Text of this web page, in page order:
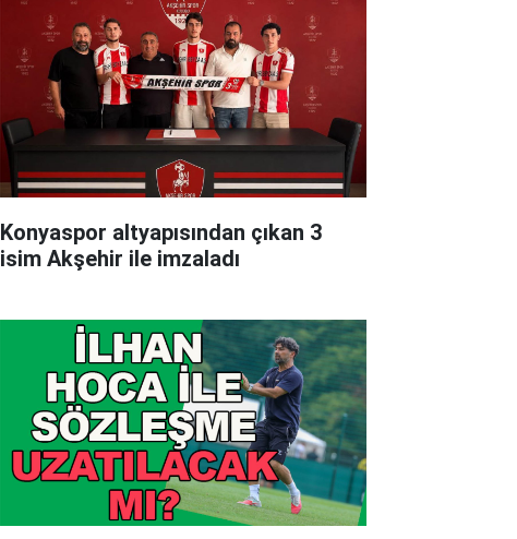
Konyaspor altyapısından çıkan 3
isim Akşehir ile imzaladı